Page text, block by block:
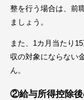
整を行う場合は、前
ましょう。
また、1カ月当たり
収の対象にならない
ん。
②給与所得控除